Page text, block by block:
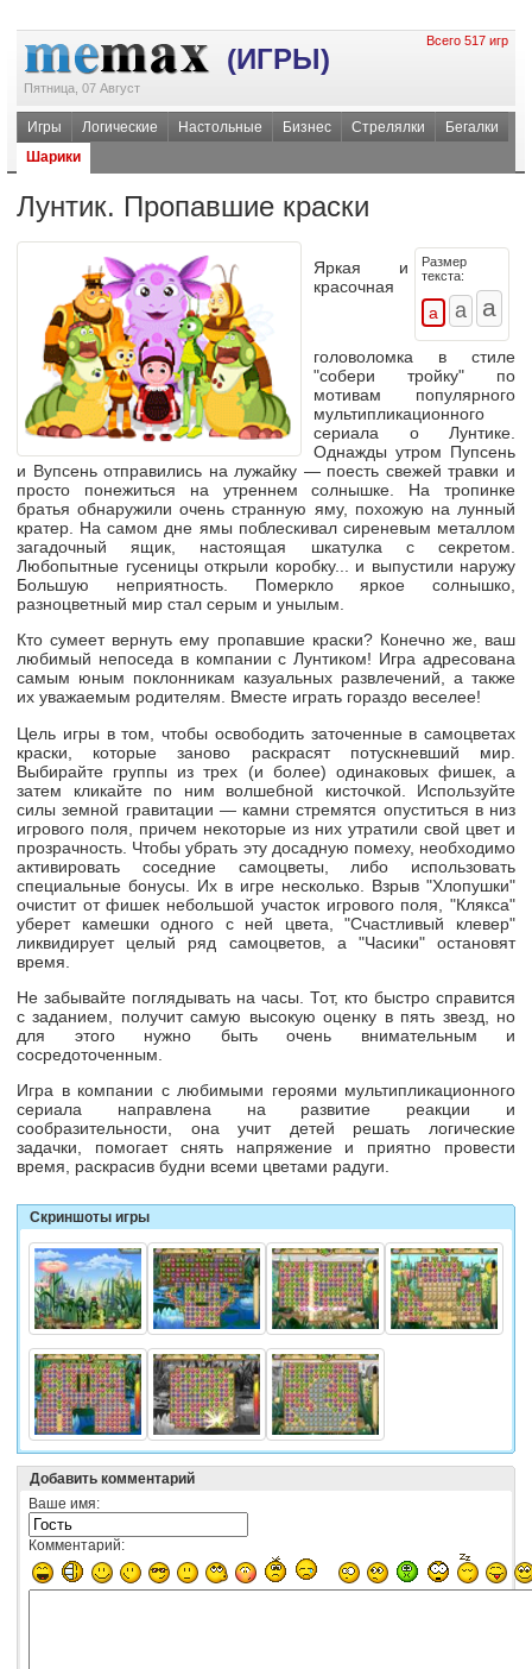
(ИГРЫ)
Пятница, 07 Август
Всего 517 игр
Игры Логические Настольные Бизнес Стрелялки
Бегалки
Шарики
Лунтик. Пропавшие краски
Размер
текста:
Яркая и
красочная
головоломка в стиле
"собери тройку" по
мотивам популярного
мультипликационного
сериала о Лунтике.
Однажды утром Пупсень
и Вупсень отправились на лужайку — поесть свежей травки и
просто понежиться на утреннем солнышке. На тропинке
братья обнаружили очень странную яму, похожую на лунный
кратер. На самом дне ямы поблескивал сиреневым металлом
загадочный ящик, настоящая шкатулка с секретом.
Любопытные гусеницы открыли коробку... и выпустили наружу
Большую неприятность. Померкло яркое солнышко,
разноцветный мир стал серым и унылым.
Кто сумеет вернуть ему пропавшие краски? Конечно же, ваш
любимый непоседа в компании с Лунтиком! Игра адресована
самым юным поклонникам казуальных развлечений, а также
их уважаемым родителям. Вместе играть гораздо веселее!
Цель игры в том, чтобы освободить заточенные в самоцветах
краски, которые заново раскрасят потускневший мир.
Выбирайте группы из трех (и более) одинаковых фишек, а
затем кликайте по ним волшебной кисточкой. Используйте
силы земной гравитации — камни стремятся опуститься в низ
игрового поля, причем некоторые из них утратили свой цвет и
прозрачность. Чтобы убрать эту досадную помеху, необходимо
активировать соседние самоцветы, либо использовать
специальные бонусы. Их в игре несколько. Взрыв "Хлопушки"
очистит от фишек небольшой участок игрового поля, "Клякса"
уберет камешки одного с ней цвета, "Счастливый клевер"
ликвидирует целый ряд самоцветов, а "Часики" остановят
время.
Не забывайте поглядывать на часы. Тот, кто быстро справится
с заданием, получит самую высокую оценку в пять звезд, но
для этого нужно быть очень внимательным и
сосредоточенным.
Игра в компании с любимыми героями мультипликационного
сериала направлена на развитие реакции и
сообразительности, она учит детей решать логические
задачки, помогает снять напряжение и приятно провести
время, раскрасив будни всеми цветами радуги.
Скриншоты игры
Добавить комментарий
Ваше имя:
Комментарий: